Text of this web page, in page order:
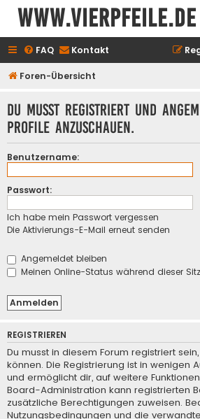
www.vierpfeile.de
FAQ Kontakt
Foren-Übersicht
Du musst registriert und
Profile anzuschauen.
Benutzername:
Passwort:
Ich habe mein Passwort vergessen
Die Aktivierungs-E-Mail erneut senden
Angemeldet bleiben
Meinen Online-Status während dieser
REGISTRIEREN
Du musst in diesem Forum registriert
können. Die Registrierung ist in wenigen
und ermöglicht dir, auf weitere
Board-Administration kann registrierten
zusätzliche Berechtigungen zuweisen.
Nutzungsbedingungen und die